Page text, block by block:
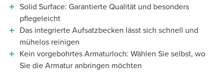
Solid Surface: Garantierte Qualität und besonders
pflegeleicht
Das integrierte Aufsatzbecken lässt sich schnell und
mühelos reinigen
Kein vorgebohrtes Armaturloch: Wählen Sie selbst, wo
Sie die Armatur anbringen möchten